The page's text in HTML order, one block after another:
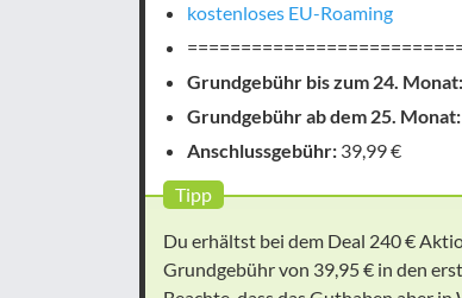
kostenloses EU-Roaming
Grundgebühr bis zum 24. Monat:
Grundgebühr ab dem 25. Monat:
Anschlussgebühr: 39,99 €
Tipp
Du erhältst bei dem Deal 240 €
Grundgebühr von 39,95 € in den